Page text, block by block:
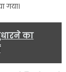
गया।
का